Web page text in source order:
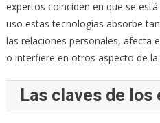
expertos coinciden en que se
uso estas tecnologías absorbe
las relaciones personales, afecta
o interfiere en otros aspecto de la
Las claves de